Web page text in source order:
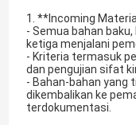
1. **Incoming
- Semua bahan
ketiga menjalani
- Kriteria termasuk
dan pengujian sifat
- Bahan-bahan yang
dikembalikan ke
terdokumentasi.